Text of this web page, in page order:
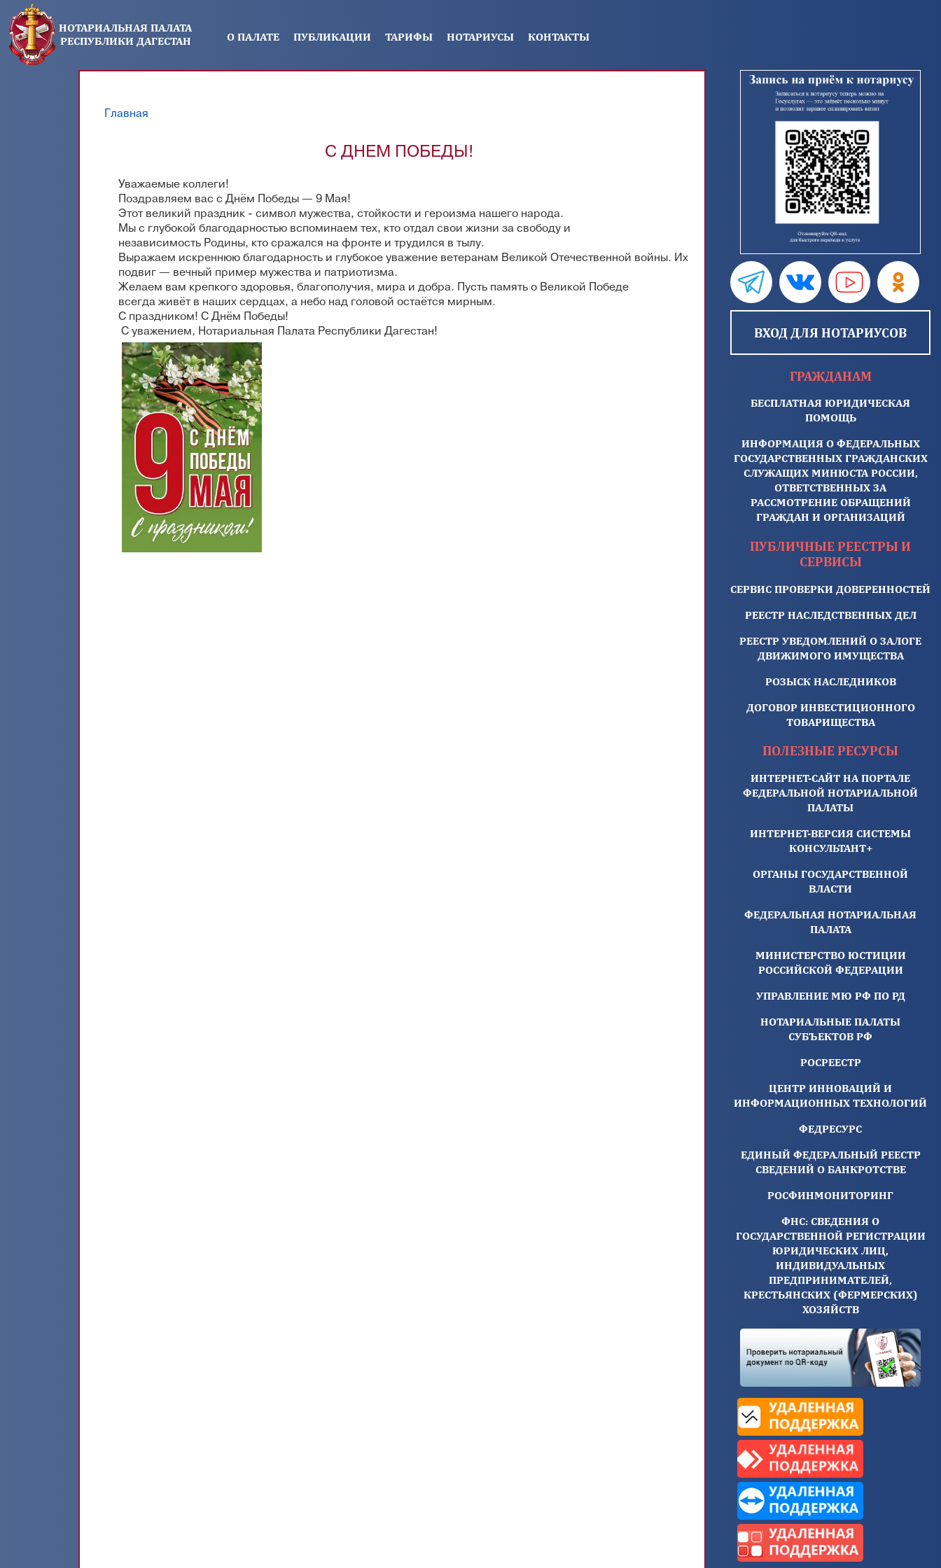
Перейти к основному содержанию
НОТАРИАЛЬНАЯ ПАЛАТА
РЕСПУБЛИКИ ДАГЕСТАН
О ПАЛАТЕ ПУБЛИКАЦИИ ТАРИФЫ НОТАРИУСЫ КОНТАКТЫ
Главная
С ДНЕМ ПОБЕДЫ!
Уважаемые коллеги!
Поздравляем вас с Днём Победы — 9 Мая!
Этот великий праздник - символ мужества, стойкости и героизма нашего народа.
Мы с глубокой благодарностью вспоминаем тех, кто отдал свои жизни за свободу и
независимость Родины, кто сражался на фронте и трудился в тылу.
Выражаем искреннюю благодарность и глубокое уважение ветеранам Великой Отечественной войны. Их
подвиг — вечный пример мужества и патриотизма.
Желаем вам крепкого здоровья, благополучия, мира и добра. Пусть память о Великой Победе
всегда живёт в наших сердцах, а небо над головой остаётся мирным.
С праздником! С Днём Победы!
С уважением, Нотариальная Палата Республики Дагестан!
ВХОД ДЛЯ НОТАРИУСОВ
ГРАЖДАНАМ
БЕСПЛАТНАЯ ЮРИДИЧЕСКАЯ
ПОМОЩЬ
ИНФОРМАЦИЯ О ФЕДЕРАЛЬНЫХ
ГОСУДАРСТВЕННЫХ ГРАЖДАНСКИХ
СЛУЖАЩИХ МИНЮСТА РОССИИ,
ОТВЕТСТВЕННЫХ ЗА
РАССМОТРЕНИЕ ОБРАЩЕНИЙ
ГРАЖДАН И ОРГАНИЗАЦИЙ
ПУБЛИЧНЫЕ РЕЕСТРЫ И
СЕРВИСЫ
СЕРВИС ПРОВЕРКИ ДОВЕРЕННОСТЕЙ
РЕЕСТР НАСЛЕДСТВЕННЫХ ДЕЛ
РЕЕСТР УВЕДОМЛЕНИЙ О ЗАЛОГЕ
ДВИЖИМОГО ИМУЩЕСТВА
РОЗЫСК НАСЛЕДНИКОВ
ДОГОВОР ИНВЕСТИЦИОННОГО
ТОВАРИЩЕСТВА
ПОЛЕЗНЫЕ РЕСУРСЫ
ИНТЕРНЕТ-САЙТ НА ПОРТАЛЕ
ФЕДЕРАЛЬНОЙ НОТАРИАЛЬНОЙ
ПАЛАТЫ
ИНТЕРНЕТ-ВЕРСИЯ СИСТЕМЫ
КОНСУЛЬТАНТ+
ОРГАНЫ ГОСУДАРСТВЕННОЙ
ВЛАСТИ
ФЕДЕРАЛЬНАЯ НОТАРИАЛЬНАЯ
ПАЛАТА
МИНИСТЕРСТВО ЮСТИЦИИ
РОССИЙСКОЙ ФЕДЕРАЦИИ
УПРАВЛЕНИЕ МЮ РФ ПО РД
НОТАРИАЛЬНЫЕ ПАЛАТЫ
СУБЪЕКТОВ РФ
РОСРЕЕСТР
ЦЕНТР ИННОВАЦИЙ И
ИНФОРМАЦИОННЫХ ТЕХНОЛОГИЙ
ФЕДРЕСУРС
ЕДИНЫЙ ФЕДЕРАЛЬНЫЙ РЕЕСТР
СВЕДЕНИЙ О БАНКРОТСТВЕ
РОСФИНМОНИТОРИНГ
ФНС: СВЕДЕНИЯ О
ГОСУДАРСТВЕННОЙ РЕГИСТРАЦИИ
ЮРИДИЧЕСКИХ ЛИЦ,
ИНДИВИДУАЛЬНЫХ
ПРЕДПРИНИМАТЕЛЕЙ,
КРЕСТЬЯНСКИХ (ФЕРМЕРСКИХ)
ХОЗЯЙСТВ